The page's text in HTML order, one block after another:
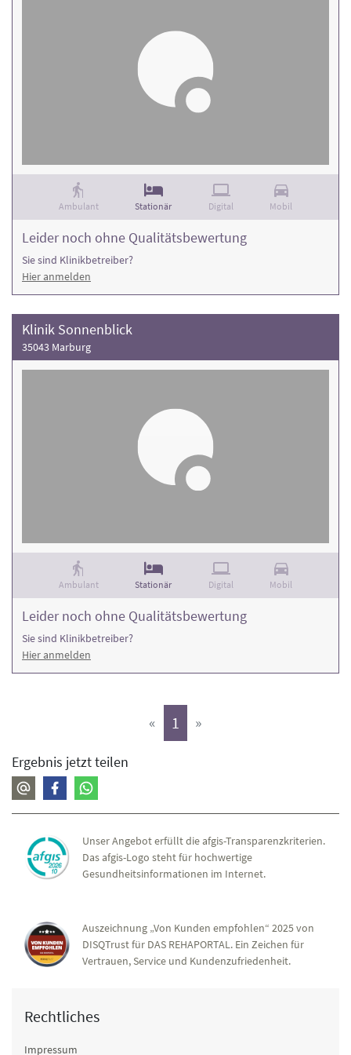
Ambulant Stationär Digital Mobil
Leider noch ohne Qualitätsbewertung
Sie sind Klinikbetreiber?
Hier anmelden
Klinik Sonnenblick
35043 Marburg
Ambulant Stationär Digital Mobil
Leider noch ohne Qualitätsbewertung
Sie sind Klinikbetreiber?
Hier anmelden
« 1 (aktiv)
»
Ergebnis jetzt teilen
Unser Angebot erfüllt die afgis-Transparenzkriterien.
Das afgis-Logo steht für hochwertige
Gesundheitsinformationen im Internet.
Auszeichnung „Von Kunden empfohlen“ 2025 von
DISQTrust für DAS REHAPORTAL. Ein Zeichen für
Vertrauen, Service und Kundenzufriedenheit.
Rechtliches
Impressum